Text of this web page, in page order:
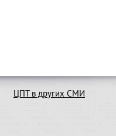
ЦПТ в других СМИ